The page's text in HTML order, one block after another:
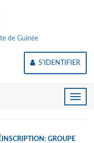
de Guinée
S'IDENTIFIER
Toggle
GROUPE